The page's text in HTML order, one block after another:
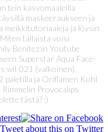
tein kasvomaaleilla
maskeeraukseen ja
meikkitutoriaaleja ja löysin
tällaista voisi
Benitez:in Youtube
Superstar Aqua Face-
wit 021 (valkoinen).
paletilla ja Oriflamen Kohl
Provocalips
tästä? :)